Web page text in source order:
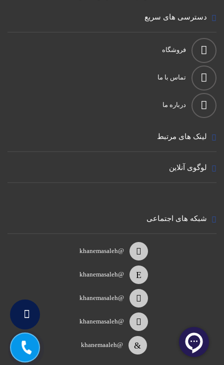
دسترسی های سریع
فروشگاه
تماس با ما
درباره ما
لینک های مرتبط
لوگوی آنلاین
شبکه های اجتماعی
@khanemasaleh
@khanemasaleh
@khanemasaleh
@khanemasaleh
@khanemaaleh